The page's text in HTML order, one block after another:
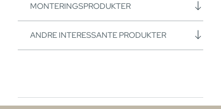
MONTERINGSPRODUKTER
ANDRE INTERESSANTE PRODUKTER